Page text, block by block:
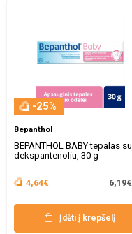
-25%
Bepanthol
BEPANTHOL BABY tepalas su
dekspantenoliu, 30 g
4,64€ 6,19€
Įdėti į krepšelį